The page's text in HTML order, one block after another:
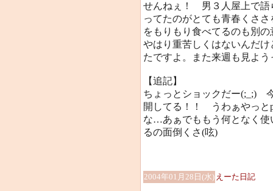
せんねぇ！ 男３人屋上で語
ってたのがとても青春くさ
をもりもり食べてるのも別
やはり重苦しくはないんだ
たですよ。また来週も見よう
【追記】
ちょっとショックだー(;_;)
開してる！！ うわぁやっと
な…あぁでももう何となく
るの面倒くさ(呟)
2004年01月28日(水) えーた日記